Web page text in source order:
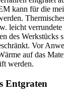
kann für die
leicht
des Werkstücks
Vor
auf das
werden.
Entgraten